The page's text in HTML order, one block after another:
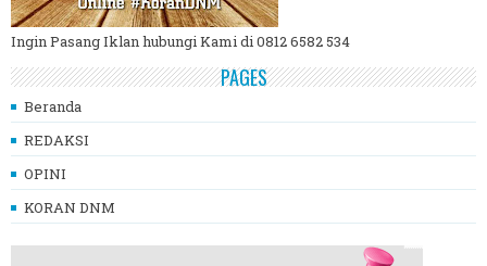
Ingin Pasang Iklan hubungi Kami di 0812 6582 534
PAGES
Beranda
REDAKSI
OPINI
KORAN DNM